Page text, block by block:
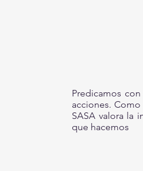
Predicamos
acciones.
SASA valora la
que hacemos